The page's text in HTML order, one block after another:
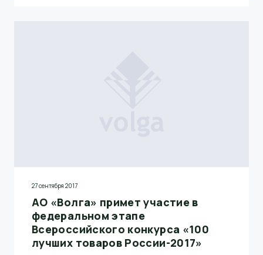
27 сентября 2017
АО «Волга» примет участие в
федеральном этапе
Всероссийского конкурса «100
лучших товаров России-2017»